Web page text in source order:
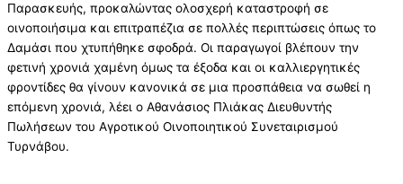
Παρασκευής, προκαλώντας ολοσχερή καταστροφή σε
οινοποιήσιμα και επιτραπέζια σε πολλές περιπτώσεις όπως το
Δαμάσι που χτυπήθηκε σφοδρά. Οι παραγωγοί βλέπουν την
φετινή χρονιά χαμένη όμως τα έξοδα και οι καλλιεργητικές
φροντίδες θα γίνουν κανονικά σε μια προσπάθεια να σωθεί η
επόμενη χρονιά, λέει ο Αθανάσιος Πλιάκας Διευθυντής
Πωλήσεων του Αγροτικού Οινοποιητικού Συνεταιρισμού
Τυρνάβου.